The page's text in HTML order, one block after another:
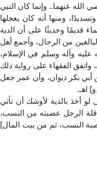
عنهما.. وإنما كان النبي
ومنها أنه كان يعجلها
قديمًا وحديثًا على أن الدية
من الرجال، وأجمع أهل
عليه وآله وسلم في الإسلام،
الفقهاء على رواية ذلك
أبي بكر ديوان، وأن عمر جعل
اهـ.
مصر) :[فإن القاتل لو أخذ بالدية لأوشك أن تأتي
الرجل عصبته من النسب،
النسب، ثم من بيت المال]